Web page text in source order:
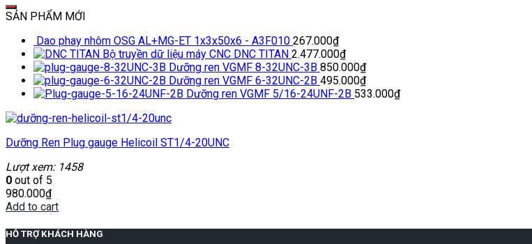
SẢN PHẨM MỚI
Dao phay nhôm OSG AL+MG-ET 1x3x50x6 - A3F010 267.000₫
Bộ truyền dữ liệu máy CNC DNC TITAN 2.477.000₫
Dưỡng ren VGMF 8-32UNC-3B 850.000₫
Dưỡng ren VGMF 6-32UNC-2B 495.000₫
Dưỡng ren VGMF 5/16-24UNF-2B 533.000₫
Dưỡng Ren Plug gauge Helicoil ST1/4-20UNC
Lượt xem: 1458
0 out of 5
980.000₫
Add to cart
HỖ TRỢ KHÁCH HÀNG